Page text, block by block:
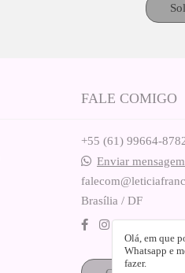
FALE COMIGO
+55 (61) 99664-
Enviar mensagem
Brasília / DF
Olá, em que
Whatsapp e
fazer.